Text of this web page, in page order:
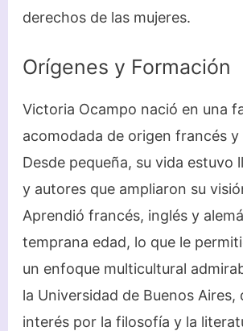
derechos de las mujeres.
Orígenes y Formación
Victoria Ocampo nació en una
acomodada de origen francés
Desde pequeña, su vida estuvo
y autores que ampliaron su
Aprendió francés, inglés y
temprana edad, lo que le
un enfoque multicultural
la Universidad de Buenos Aires,
interés por la filosofía y la